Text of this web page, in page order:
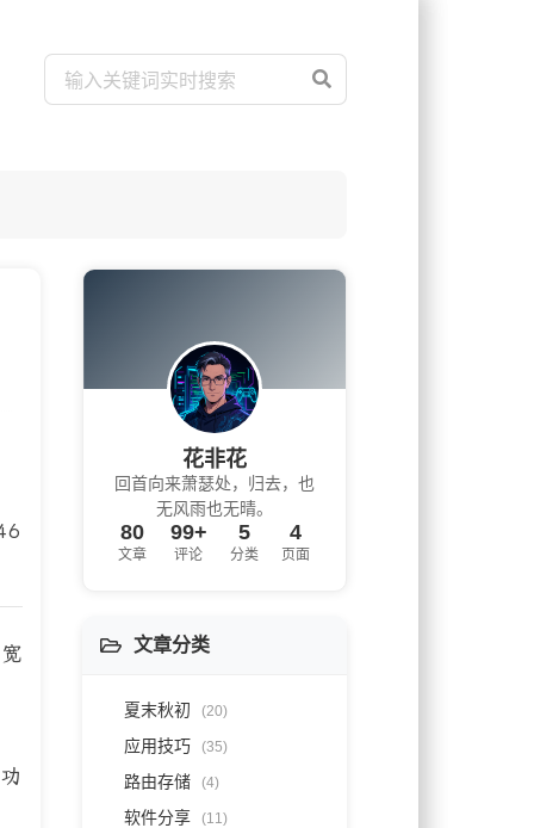
花非花
回首向来萧瑟处，归去，也
无风雨也无晴。
80
文章
99+
评论
5
分类
4
页面
文章分类
夏末秋初 (20)
应用技巧 (35)
路由存储 (4)
软件分享 (11)